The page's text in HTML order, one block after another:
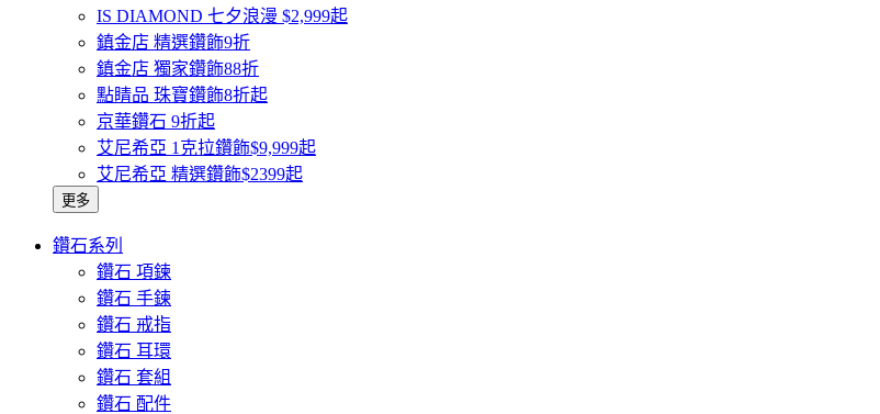
IS DIAMOND 七夕浪漫 $2,999起
鎮金店 精選鑽飾9折
鎮金店 獨家鑽飾88折
點睛品 珠寶鑽飾8折起
京華鑽石 9折起
艾尼希亞 1克拉鑽飾$9,999起
艾尼希亞 精選鑽飾$2399起
更多
鑽石系列
鑽石 項鍊
鑽石 手鍊
鑽石 戒指
鑽石 耳環
鑽石 套組
鑽石 配件